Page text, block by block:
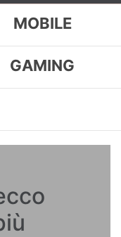
MOBILE
GAMING